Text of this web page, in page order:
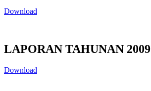
Download
LAPORAN TAHUNAN 2009
Download